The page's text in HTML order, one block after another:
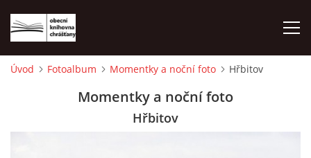
Úvod Fotoalbum Momentky a noční foto Hřbitov
Momentky a noční foto
Hřbitov